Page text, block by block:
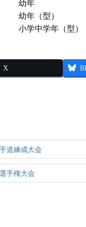
幼年
年（型）
中学年（型）
X
道練成大会
手権大会